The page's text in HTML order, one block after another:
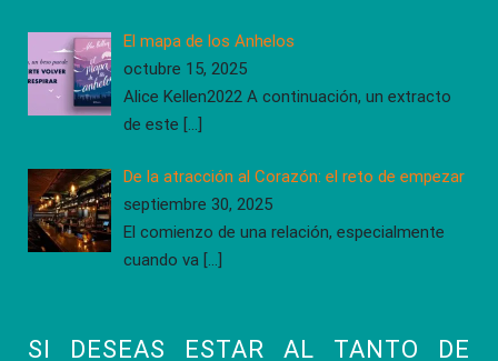
El mapa de los Anhelos
octubre 15, 2025
Alice Kellen2022 A continuación, un extracto
de este […]
De la atracción al Corazón: el reto de empezar
septiembre 30, 2025
El comienzo de una relación, especialmente
cuando va […]
SI DESEAS ESTAR AL TANTO DE